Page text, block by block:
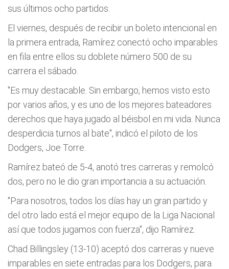
sus últimos ocho partidos.
El viernes, después de recibir un boleto intencional en
la primera entrada, Ramí­rez conectó ocho imparables
en fila entre ellos su doblete número 500 de su
carrera el sábado.
"Es muy destacable. Sin embargo, hemos visto esto
por varios años, y es uno de los mejores bateadores
derechos que haya jugado al béisbol en mi vida. Nunca
desperdicia turnos al bate", indicó el piloto de los
Dodgers, Joe Torre.
Ramí­rez bateó de 5-4, anotó tres carreras y remolcó
dos, pero no le dio gran importancia a su actuación.
"Para nosotros, todos los dí­as hay un gran partido y
del otro lado está el mejor equipo de la Liga Nacional
así­ que todos jugamos con fuerza", dijo Ramí­rez.
Chad Billingsley (13-10) aceptó dos carreras y nueve
imparables en siete entradas para los Dodgers, para